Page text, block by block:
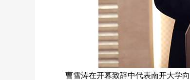
曹雪涛在开幕致辞中代表南开大学向